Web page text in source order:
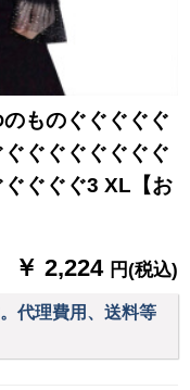
のものぐぐぐぐぐ
ぐぐぐぐぐぐぐ
ぐぐぐ3 XL【お
￥ 2,224 円(税込)
代理費用、送料等